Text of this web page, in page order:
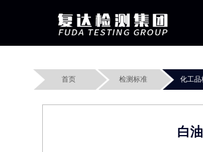
首页 检测标准 化工品
白